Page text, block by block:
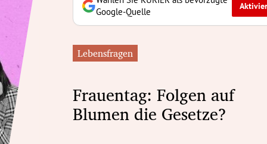
Google-Quelle
Lebensfragen
Frauentag: Folgen auf
Blumen die Gesetze?